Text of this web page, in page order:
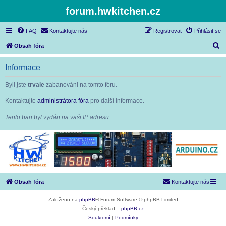
forum.hwkitchen.cz
FAQ Kontaktujte nás Přihlásit se
Registrovat
Obsah fóra
l
Informace
Byli jste trvale zabanováni na tomto fóru.
Kontaktujte administrátora fóra pro další informace.
Tento ban byl vydán na vaši IP adresu.
Obsah fóra Kontaktujte nás
Založeno na phpBB® Forum Software © phpBB Limited
Český překlad – phpBB.cz
Soukromí
Podmínky